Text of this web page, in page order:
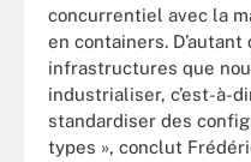
concurrentiel avec la
en containers.
infrastructures que
industrialiser, c’est-à-
standardiser des
types », conclut